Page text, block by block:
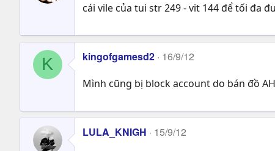
cái vile của tui str 249 - vit 144 để tối đa
K kingofgamesd2 16/9/12
Mình cũng bị block account do bán đồ
LULA_KNIGH 15/9/12